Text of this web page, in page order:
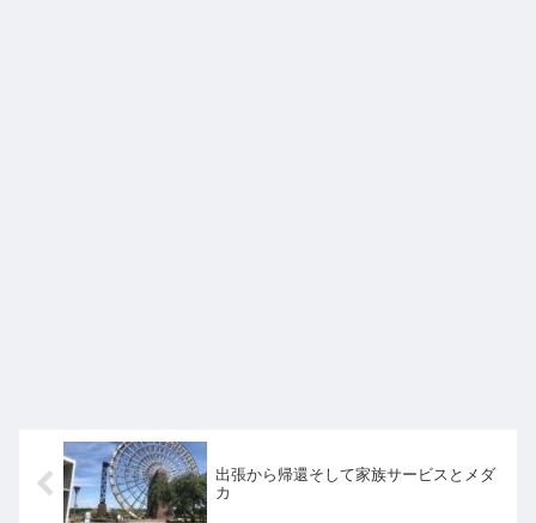
出張から帰還そして家族サービスとメダ
カ